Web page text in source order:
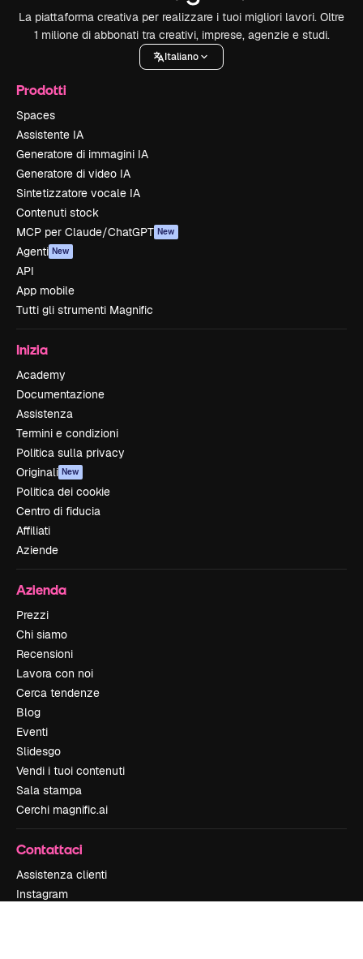
La piattaforma creativa per realizzare i tuoi migliori lavori. Oltre
1 milione di abbonati tra creativi, imprese, agenzie e studi.
Italiano
Prodotti
Spaces
Assistente IA
Generatore di immagini IA
Generatore di video IA
Sintetizzatore vocale IA
Contenuti stock
MCP per Claude/ChatGPT New
Agenti New
API
App mobile
Tutti gli strumenti Magnific
Inizia
Academy
Documentazione
Assistenza
Termini e condizioni
Politica sulla privacy
Originali New
Politica dei cookie
Centro di fiducia
Affiliati
Aziende
Azienda
Prezzi
Chi siamo
Recensioni
Lavora con noi
Cerca tendenze
Blog
Eventi
Slidesgo
Vendi i tuoi contenuti
Sala stampa
Cerchi magnific.ai
Contattaci
Assistenza clienti
Instagram